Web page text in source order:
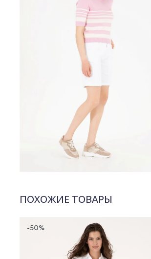
ПОХОЖИЕ ТОВАРЫ
-50%